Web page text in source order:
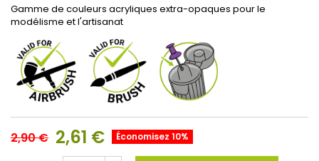
Gamme de couleurs acryliques extra-opaques pour le
modélisme et l'artisanat
2,90 € 2,61 € Économisez 10%